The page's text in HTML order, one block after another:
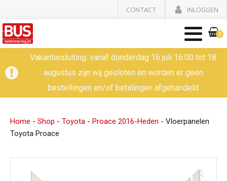
CONTACT INLOGGEN
0
Vakantiesluiting: vanaf donderdag 16 juli 16:00 tot 18
augustus zijn wij gesloten en worden er geen
bestellingen en/of betalingen afgehandeld
Home - Shop - Toyota - Proace 2016-Heden - Vloerpanelen
Toyota Proace